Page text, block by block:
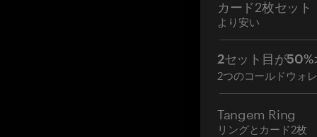
カード2枚セット
より安い
2セット目が50%
2つのコールドウォ
Tangem Ring
リングとカード2枚